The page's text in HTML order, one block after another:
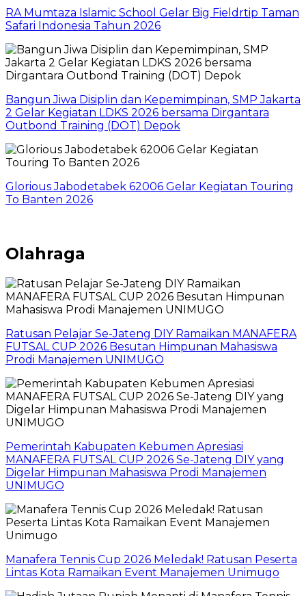
RA Mumtaza Islamic School Gelar Big Fieldrtip Taman
Safari Indonesia Tahun 2026
Bangun Jiwa Disiplin dan Kepemimpinan, SMP Jakarta
2 Gelar Kegiatan LDKS 2026 bersama Dirgantara
Outbond Training (DOT) Depok
Glorious Jabodetabek 62006 Gelar Kegiatan Touring
To Banten 2026
Olahraga
Ratusan Pelajar Se-Jateng DIY Ramaikan MANAFERA
FUTSAL CUP 2026 Besutan Himpunan Mahasiswa
Prodi Manajemen UNIMUGO
Pemerintah Kabupaten Kebumen Apresiasi
MANAFERA FUTSAL CUP 2026 Se-Jateng DIY yang
Digelar Himpunan Mahasiswa Prodi Manajemen
UNIMUGO
Manafera Tennis Cup 2026 Meledak! Ratusan Peserta
Lintas Kota Ramaikan Event Manajemen Unimugo